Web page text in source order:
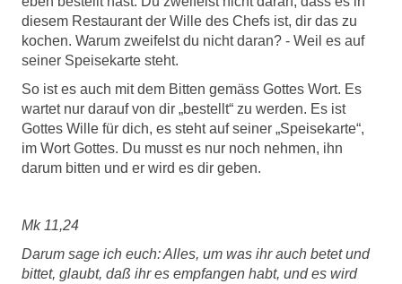
diesem Restaurant der Wille des Chefs ist, dir das zu
kochen. Warum zweifelst du nicht daran? - Weil es auf
seiner Speisekarte steht.
So ist es auch mit dem Bitten gemäss Gottes Wort. Es
wartet nur darauf von dir „bestellt“ zu werden. Es ist
Gottes Wille für dich, es steht auf seiner „Speisekarte“,
im Wort Gottes. Du musst es nur noch nehmen, ihn
darum bitten und er wird es dir geben.
Mk 11,24
Darum sage ich euch: Alles, um was ihr auch betet und
bittet, glaubt, daß ihr es empfangen habt, und es wird